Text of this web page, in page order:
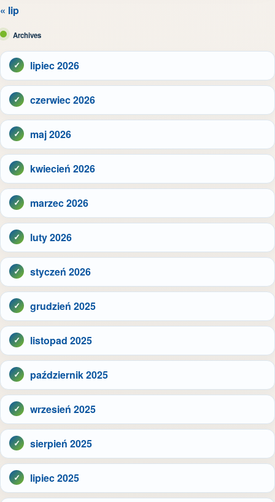
« lip
Archives
lipiec 2026
czerwiec 2026
maj 2026
kwiecień 2026
marzec 2026
luty 2026
styczeń 2026
grudzień 2025
listopad 2025
październik 2025
wrzesień 2025
sierpień 2025
lipiec 2025